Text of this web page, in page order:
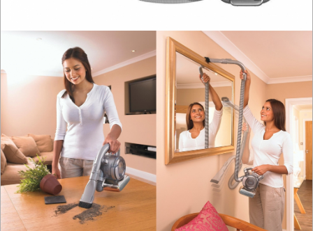
BHP
SPRZĘT
AGD
urządzenia
parowe
myjki
do
okien